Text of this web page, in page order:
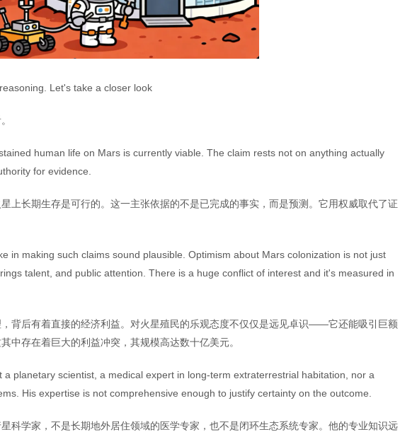
Let's take a closer look
human life on Mars is currently viable. The claim rests not on anything actually
for evidence.
上长期生存是可行的。这一主张依据的不是已完成的事实，而是预测。它用权威取代了证
in making such claims sound plausible. Optimism about Mars colonization is not just
talent, and public attention. There is a huge conflict of interest and it's measured in
背后有着直接的经济利益。对火星殖民的乐观态度不仅仅是远见卓识——它还能吸引巨额
中存在着巨大的利益冲突，其规模高达数十亿美元。
planetary scientist, a medical expert in long-term extraterrestrial habitation, nor a
His expertise is not comprehensive enough to justify certainty on the outcome.
科学家，不是长期地外居住领域的医学专家，也不是闭环生态系统专家。他的专业知识远